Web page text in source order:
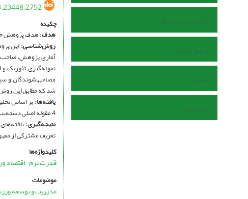
راهنمای نویسندگان
ارسال مقاله
داوران
تماس با ما
چکیده
هدف:هدف پژوهش
روش‌شناسی:این
آماری پژوهش،
مصاحبه­شوندگان و
شد که مطابق این روش
یافته‌ها:بر اساس
4 مقوله اصلی دسته‌بندی شدند، مقوله‌­ها شامل: بسترسازی اقتصادی، تحرکات اقتصادی، سیاست بین‌­الملل و تعاملات اقتصادی می‌باشند.
نتیجه‌گیری:
تعریف مشترکی از
کلیدواژه‌ها
قدرت نرم اقتصاد
موضوعات
مدیریت و توسعه